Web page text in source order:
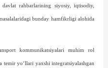
rahbarlarining siyosiy, iqtisodiy,
bunday hamfikrligi alohida
kommunikatsiyalari muhim rol
yo‘llari yaxshi integratsiyalashgan